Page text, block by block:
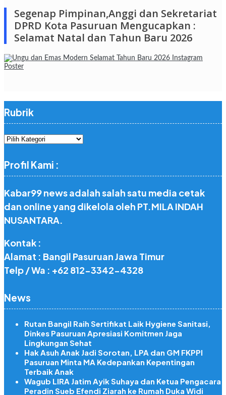
Segenap Pimpinan,Anggi dan Sekretariat
DPRD Kota Pasuruan Mengucapkan :
Selamat Natal dan Tahun Baru 2026
Rubrik
Rubrik
Profil Kami :
Kabar99 news adalah salah satu media cetak
dan online yang dikelola oleh PT.MILA INDAH
NUSANTARA.
Kontak :
Alamat : Bangil Pasuruan Jawa Timur
Telp / Wa : +62 812-3342-4328
News
Rutan Bangil Raih Sertifikat Laik Hygiene Sanitasi,
Dinkes Pasuruan Apresiasi Komitmen Jaga
Lingkungan Sehat
Hak Asuh Anak Jadi Sorotan, LPA dan GM FKPPI
Pasuruan Minta MA Kedepankan Kepentingan
Terbaik Anak
Wagub LIRA Jatim Ayik Suhaya dan Ketua Pengacara
Peradin Sueb Efendi Ziarah ke Rumah Duka Widi